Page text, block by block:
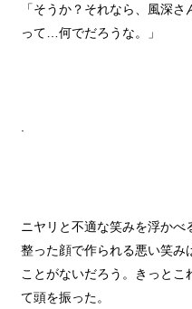
「そうか？それなら、風深
って…何でだろうな。」
ニヤリと不適な笑みを浮かべ
整った顔で作られる悪い笑み
ことがないだろう。きっと
て頭を振った。